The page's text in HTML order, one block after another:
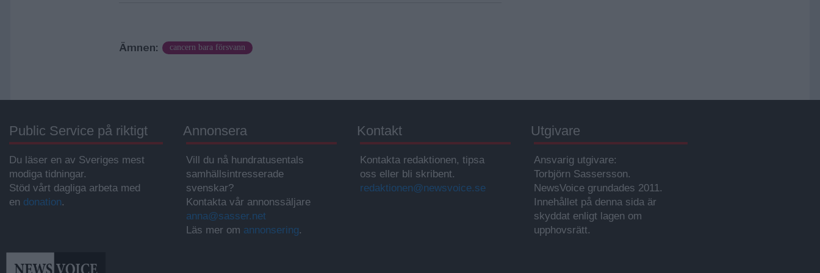
Ämnen: cancern bara försvann
Public Service på riktigt
Du läser en av Sveriges mest
modiga tidningar.
Stöd vårt dagliga arbeta med
en donation.
Annonsera
Vill du nå hundratusentals
samhällsintresserade
svenskar?
Kontakta vår annonssäljare
anna@sasser.net
Läs mer om annonsering.
Kontakt
Kontakta redaktionen, tipsa
oss eller bli skribent.
redaktionen@newsvoice.se
Utgivare
Ansvarig utgivare:
Torbjörn Sassersson.
NewsVoice grundades 2011.
Innehållet på denna sida är
skyddat enligt lagen om
upphovsrätt.